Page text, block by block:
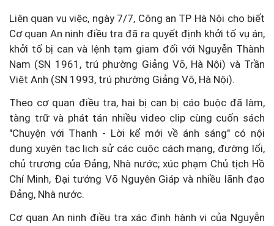
Liên quan vụ việc, ngày 7/7, Công an TP Hà Nội cho biết
Cơ quan An ninh điều tra đã ra quyết định khởi tố vụ án,
khởi tố bị can và lệnh tạm giam đối với Nguyễn Thành
Nam (SN 1961, trú phường Giảng Võ, Hà Nội) và Trần
Việt Anh (SN 1993, trú phường Giảng Võ, Hà Nội).
Theo cơ quan điều tra, hai bị can bị cáo buộc đã làm,
tàng trữ và phát tán nhiều video clip cùng cuốn sách
"Chuyện với Thanh - Lời kể mới về ánh sáng" có nội
dung xuyên tạc lịch sử các cuộc cách mạng, đường lối,
chủ trương của Đảng, Nhà nước; xúc phạm Chủ tịch Hồ
Chí Minh, Đại tướng Võ Nguyên Giáp và nhiều lãnh đạo
Đảng, Nhà nước.
Cơ quan An ninh điều tra xác định hành vi của Nguyễn